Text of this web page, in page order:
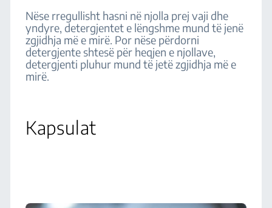
Nëse rregullisht hasni në njolla prej vaji dhe
yndyre, detergjentet e lëngshme mund të jenë
zgjidhja më e mirë. Por nëse përdorni
detergjente shtesë për heqjen e njollave,
detergjenti pluhur mund të jetë zgjidhja më e
mirë.
Kapsulat